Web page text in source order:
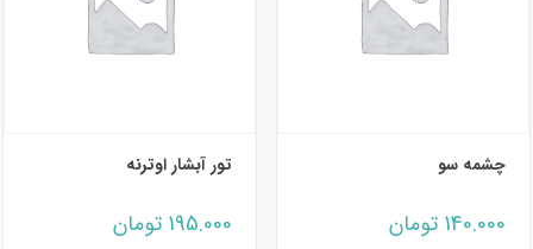
چشمه سو
140.000 تومان
تور آبشار اوترنه
195.000 تومان